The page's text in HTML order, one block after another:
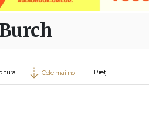
Cele mai noi Preț